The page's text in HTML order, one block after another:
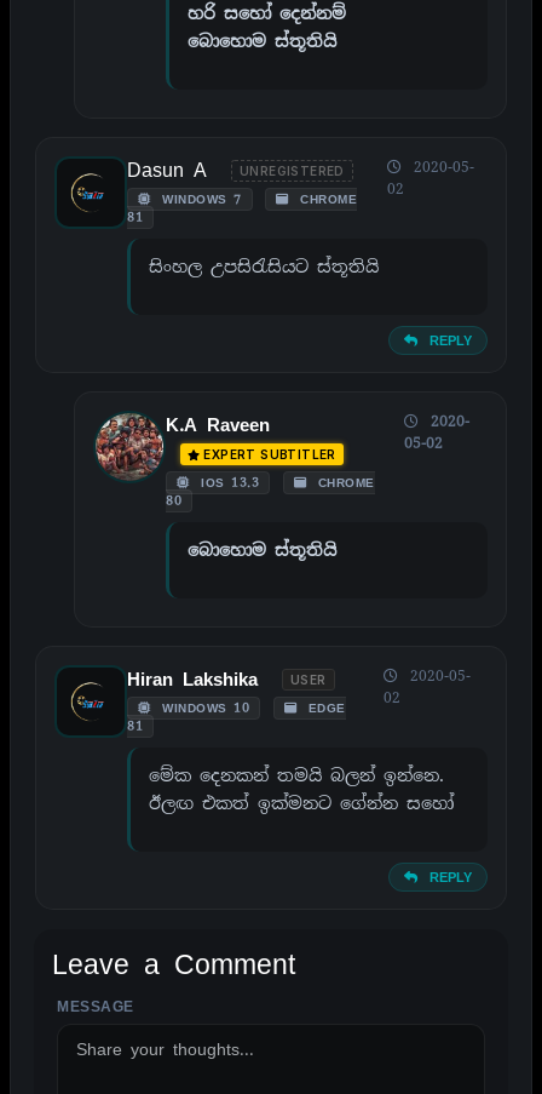
හරි සහෝ දෙන්නම්
බොහොම ස්තූතියි
Dasun A UNREGISTERED
WINDOWS 7
CHROME
81
2020-05-
02
සිංහල උපසිරැසියට ස්තූතියි
REPLY
K.A Raveen
EXPERT SUBTITLER
IOS 13.3
CHROME
80
2020-
05-02
බොහොම ස්තූතියි
Hiran Lakshika USER
WINDOWS 10
EDGE
81
2020-05-
02
මේක දෙනකන් තමයි බලන් ඉන්නෙ.
ඊලඟ එකත් ඉක්මනට ගේන්න සහෝ
REPLY
Leave a Comment
MESSAGE
ALTERNATIVE: